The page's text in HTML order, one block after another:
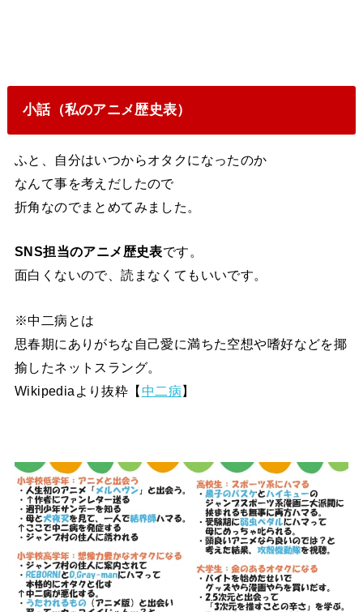
小話（私のアニメ歴史表）
ふと、自分はいつからオタクになったのか
なんて事を考えだしたので
折角なのでまとめてみました。
SNS担当のアニメ歴史表です。
面白くないので、読まなくてもいいです。
※中二病とは
思春期にありがちな自己愛に満ちた空想や嗜好などを揶
揄したネットスラング。
Wikipediaより抜粋【中二病】